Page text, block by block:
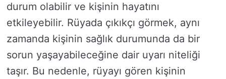
durum olabilir ve kişinin hayatını
etkileyebilir. Rüyada çıkıkçı görmek, aynı
zamanda kişinin sağlık durumunda da bir
sorun yaşayabileceğine dair uyarı niteliği
taşır. Bu nedenle, rüyayı gören kişinin